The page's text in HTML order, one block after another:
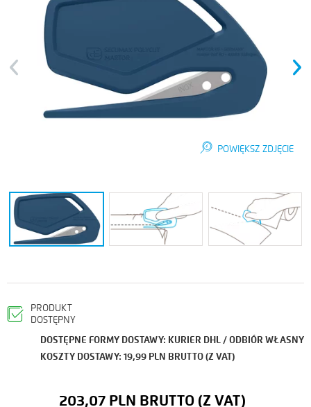
Previous
POWIĘKSZ ZDJĘCIE
Next
PRODUKT
DOSTĘPNY
DOSTĘPNE FORMY DOSTAWY: KURIER DHL / ODBIÓR WŁASNY
KOSZTY DOSTAWY: 19,99 PLN BRUTTO (Z VAT)
203,07 PLN